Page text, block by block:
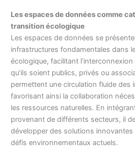
Les espaces de données comme
transition écologique
Les espaces de données se
infrastructures fondamentales dans
écologique, facilitant
qu’ils soient publics, privés ou
permettent une circulation fluide des
favorisant ainsi la collaboration
les ressources naturelles. En
provenant de différents secteurs, il
développer des solutions
défis environnementaux actuels.